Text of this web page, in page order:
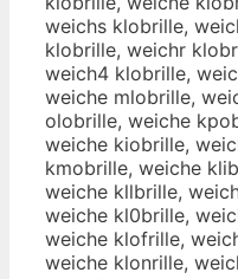
weichs klobrille,
klobrille, weichr
weich4 klobrille,
weiche mlobrille,
olobrille, weiche
weiche kiobrille,
kmobrille, weiche
weiche kllbrille,
weiche kl0brille,
weiche klofrille,
weiche klonrille,